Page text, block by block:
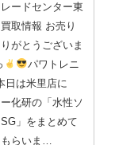
ードセンター東
取情報 お売り
がとうございま
パワトレニ
日は米里店に
化研の「水性ソ
」をまとめて
もらいま…